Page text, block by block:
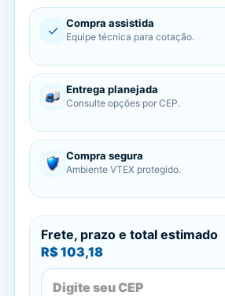
✓ Compra assistida
Equipe técnica para cotação.
Entrega planejada
Consulte opções por CEP.
Compra segura
Ambiente VTEX protegido.
Frete, prazo e total estimado
R$ 103,18